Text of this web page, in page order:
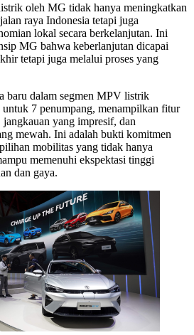
oleh MG tidak hanya meningkatkan
raya Indonesia tetapi juga
lokal secara berkelanjutan. Ini
MG bahwa keberlanjutan dicapai
tetapi juga melalui proses yang
baru dalam segmen MPV listrik
untuk 7 penumpang, menampilkan fitur
yang impresif, dan
mewah. Ini adalah bukti komitmen
mobilitas yang tidak hanya
memenuhi ekspektasi tinggi
dan gaya.